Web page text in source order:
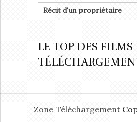
Récit d'un propriétaire
LE TOP DES
Zone Téléchargement